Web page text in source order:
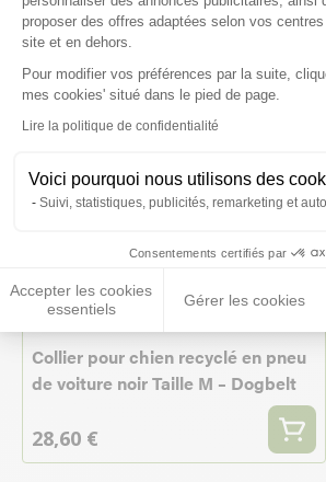
proposer des offres adaptées selon vos centres
site et en dehors.
Pour modifier vos préférences par la suite,
mes cookies' situé dans le pied de page.
Lire la politique de confidentialité
Voici pourquoi nous utilisons des
Suivi, statistiques, publicités, remarketing et
Consentements certifiés par
Accepter les cookies
essentiels
Gérer les cookies
Axeptio consent
Collier pour chien recyclé en pneu
de voiture noir Taille M – Dogbelt
28,60 €